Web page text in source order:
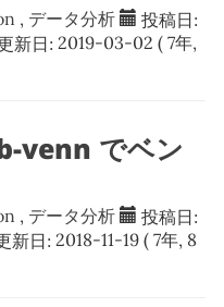
, データ分析 投稿日:
新日: 2019-03-02 ( 7年,
でベン
, データ分析 投稿日:
新日: 2018-11-19 ( 7年, 8